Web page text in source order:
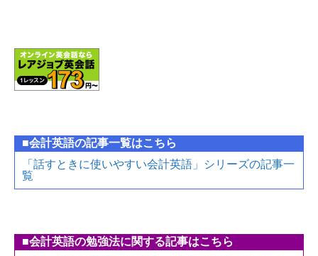
■会計英語の記事一覧はこちら
「話すときに使いやすい会計英語」シリーズの記事一
覧
■会計英語の勉強法に関する記事はこちら